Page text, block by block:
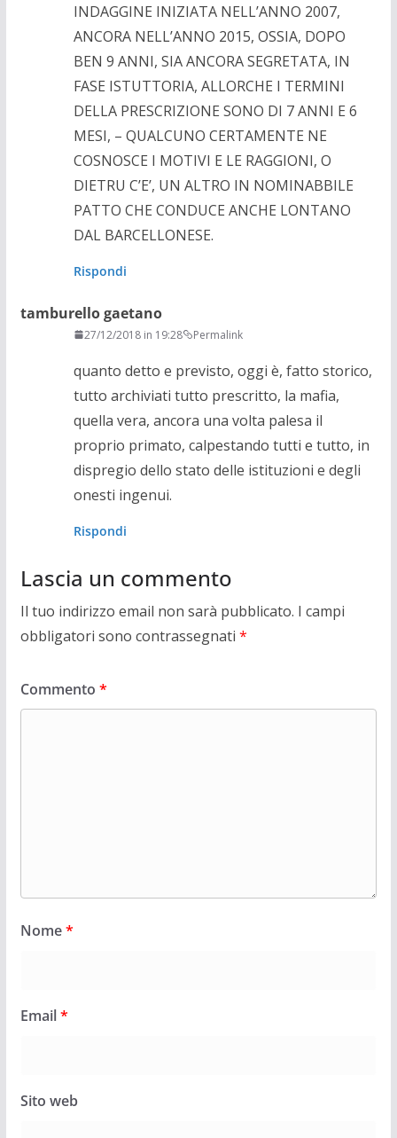
INDAGGINE INIZIATA NELL’ANNO 2007,
ANCORA NELL’ANNO 2015, OSSIA, DOPO
BEN 9 ANNI, SIA ANCORA SEGRETATA, IN
FASE ISTUTTORIA, ALLORCHE I TERMINI
DELLA PRESCRIZIONE SONO DI 7 ANNI E 6
MESI, – QUALCUNO CERTAMENTE NE
COSNOSCE I MOTIVI E LE RAGGIONI, O
DIETRU C’E’, UN ALTRO IN NOMINABBILE
PATTO CHE CONDUCE ANCHE LONTANO
DAL BARCELLONESE.
Rispondi
tamburello gaetano
27/12/2018 in 19:28 Permalink
quanto detto e previsto, oggi è, fatto storico,
tutto archiviati tutto prescritto, la mafia,
quella vera, ancora una volta palesa il
proprio primato, calpestando tutti e tutto, in
dispregio dello stato delle istituzioni e degli
onesti ingenui.
Rispondi
Lascia un commento
Il tuo indirizzo email non sarà pubblicato. I campi
obbligatori sono contrassegnati *
Commento *
Nome*
Email*
Sito web